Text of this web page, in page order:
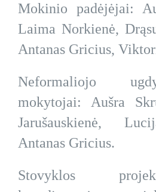
Mokinio padėjėjai:
Laima Norkienė,
Antanas Gricius,
Neformaliojo
mokytojai: Aušra
Jarušauskienė,
Antanas Gricius.
Stovyklos